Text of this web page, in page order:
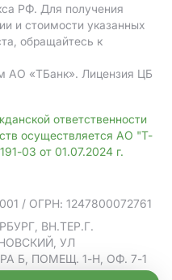
РФ. Для получения
и стоимости указанных
обращайтесь к
АO «ТБанк». Лицензия ЦБ
ответственности
осуществляется АО "Т-
03 от 01.07.2024 г.
/ ОГРН: 1247800072761
ВН.ТЕР.Г.
УЛ
Б, ПОМЕЩ. 1-Н, ОФ. 7-1